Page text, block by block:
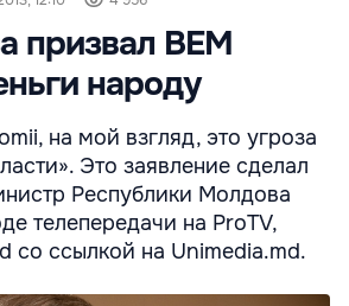
призвал BEM
народу
на мой взгляд, это угроза
Это заявление сделал
Республики Молдова
телепередачи на ProTV,
со ссылкой на Unimedia.md.